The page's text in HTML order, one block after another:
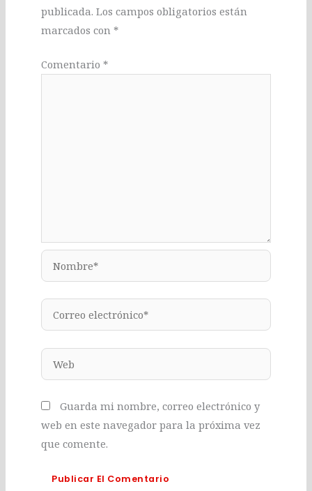
publicada. Los campos obligatorios están
marcados con *
Comentario *
Nombre*
electrónico*
Web
Guarda mi nombre, correo electrónico y
web en este navegador para la próxima vez
que comente.